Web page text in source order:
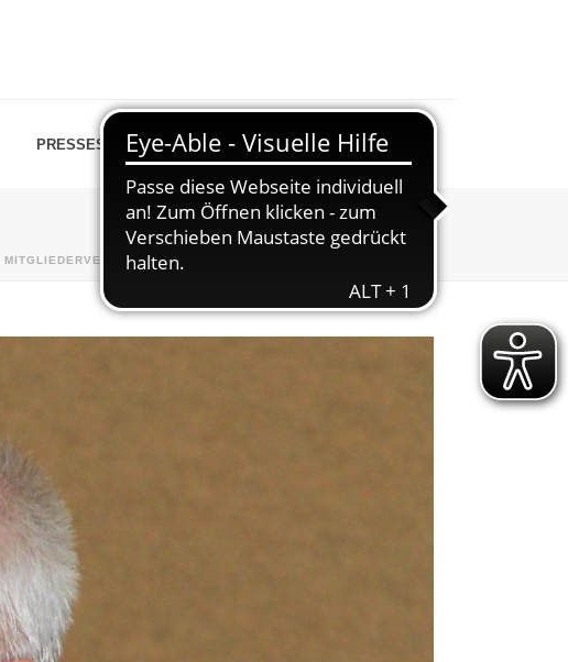
PRESSESPIEGEL SHOP
MITGLIEDERVERSAMMLUNG